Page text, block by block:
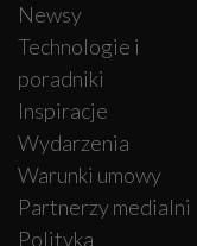
Newsy
Technologie i
poradniki
Inspiracje
Wydarzenia
Warunki umowy
Partnerzy medialni
Polityka